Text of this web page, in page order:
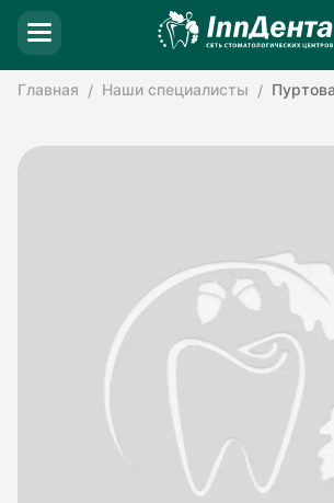
Главная Наши специалисты